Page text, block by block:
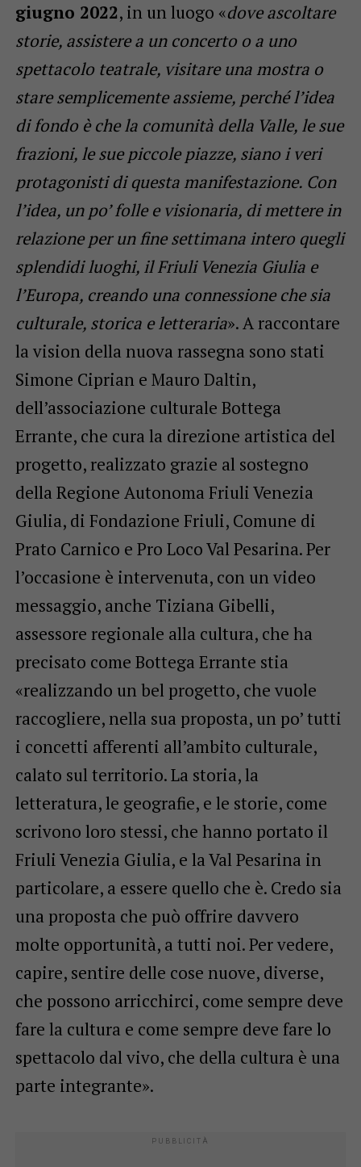
giugno 2022, in un luogo «dove ascoltare
storie, assistere a un concerto o a uno
spettacolo teatrale, visitare una mostra o
stare semplicemente assieme, perché l’idea
di fondo è che la comunità della Valle, le sue
frazioni, le sue piccole piazze, siano i veri
protagonisti di questa manifestazione. Con
l’idea, un po’ folle e visionaria, di mettere in
relazione per un fine settimana intero quegli
splendidi luoghi, il Friuli Venezia Giulia e
l’Europa, creando una connessione che sia
culturale, storica e letteraria». A raccontare
la vision della nuova rassegna sono stati
Simone Ciprian e Mauro Daltin,
dell’associazione culturale Bottega
Errante, che cura la direzione artistica del
progetto, realizzato grazie al sostegno
della Regione Autonoma Friuli Venezia
Giulia, di Fondazione Friuli, Comune di
Prato Carnico e Pro Loco Val Pesarina. Per
l’occasione è intervenuta, con un video
messaggio, anche Tiziana Gibelli,
assessore regionale alla cultura, che ha
precisato come Bottega Errante stia
«realizzando un bel progetto, che vuole
raccogliere, nella sua proposta, un po’ tutti
i concetti afferenti all’ambito culturale,
calato sul territorio. La storia, la
letteratura, le geografie, e le storie, come
scrivono loro stessi, che hanno portato il
Friuli Venezia Giulia, e la Val Pesarina in
particolare, a essere quello che è. Credo sia
una proposta che può offrire davvero
molte opportunità, a tutti noi. Per vedere,
capire, sentire delle cose nuove, diverse,
che possono arricchirci, come sempre deve
fare la cultura e come sempre deve fare lo
spettacolo dal vivo, che della cultura è una
parte integrante».